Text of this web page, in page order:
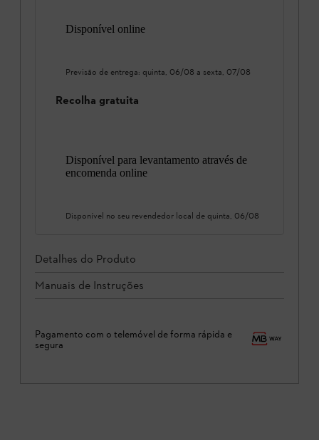
Disponível online
Previsão de entrega: quinta, 06/08 a sexta, 07/08
Recolha gratuita
Disponível para levantamento através de
encomenda online
Disponível no seu revendedor local de quinta, 06/08
Detalhes do Produto
Manuais de Instruções
Pagamento com o telemóvel de forma rápida e
segura